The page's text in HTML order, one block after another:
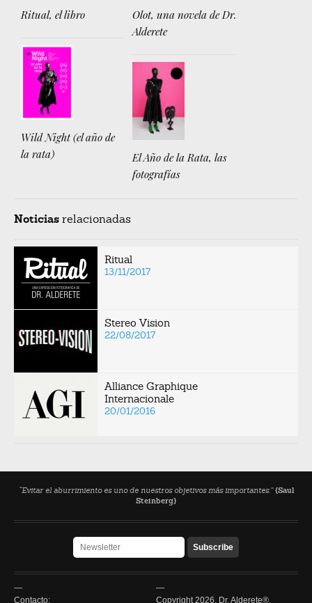
Ritual, el libro
Olot, una novela de Dr.
Alderete
Wild Night (el año de
la rata)
El Año de la Rata, las
fotografías
Noticiasrelacionadas
Ritual
13/11/2017
Stereo Vision
22/08/2017
Alliance Graphique
Internacionale
20/01/2016
“Evitar el aburrimiento es uno de nuestros objetivos más importantes.”{Saul
Steinberg}
—
Copyright 2026. Dr. Alderete®.
—
Contacto: